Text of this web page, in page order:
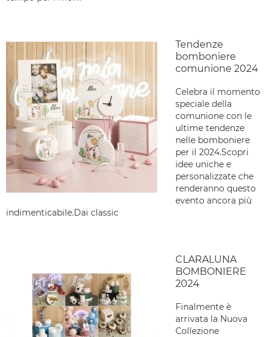
Tendenze
bomboniere
comunione 2024
Celebra il momento
speciale della
comunione con le
ultime tendenze
nelle bomboniere
per il 2024.Scopri
idee uniche e
personalizzate che
renderanno questo
evento ancora più
indimenticabile.Dai classic
CLARALUNA
BOMBONIERE
2024
Finalmente è
arrivata la Nuova
Collezione